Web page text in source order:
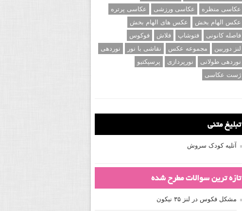
عکاسی منظره
عکاسی ورزشی
عکاسی پرتره
عکس الهام بخش
عکس های الهام بخش
فاصله کانونی
فتوشاپ فلاش
فوکوس
لنز دوربین
مجموعه عکس نقاشی با نور
نوردهی
نوردهی طولانی
نورپردازی
پرسپکتیو
ژست عکاسی
تبلیغ متنی
آتلیه کودک سروش
تازه ترین سوالات مطرح شده
مشکل فکوس در لنز ۳۵ نیکون